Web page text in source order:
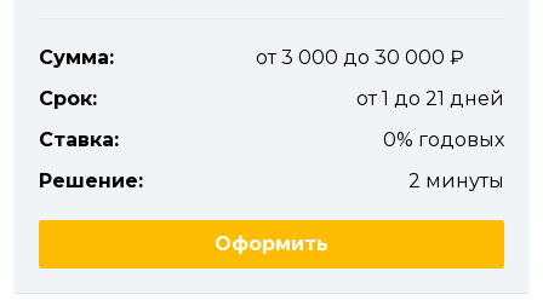
Сумма:
от 3 000 до 30 000
Срок:
от 1 до 21 дней
Ставка:
0% годовых
Решение:
2 минуты
Оформить